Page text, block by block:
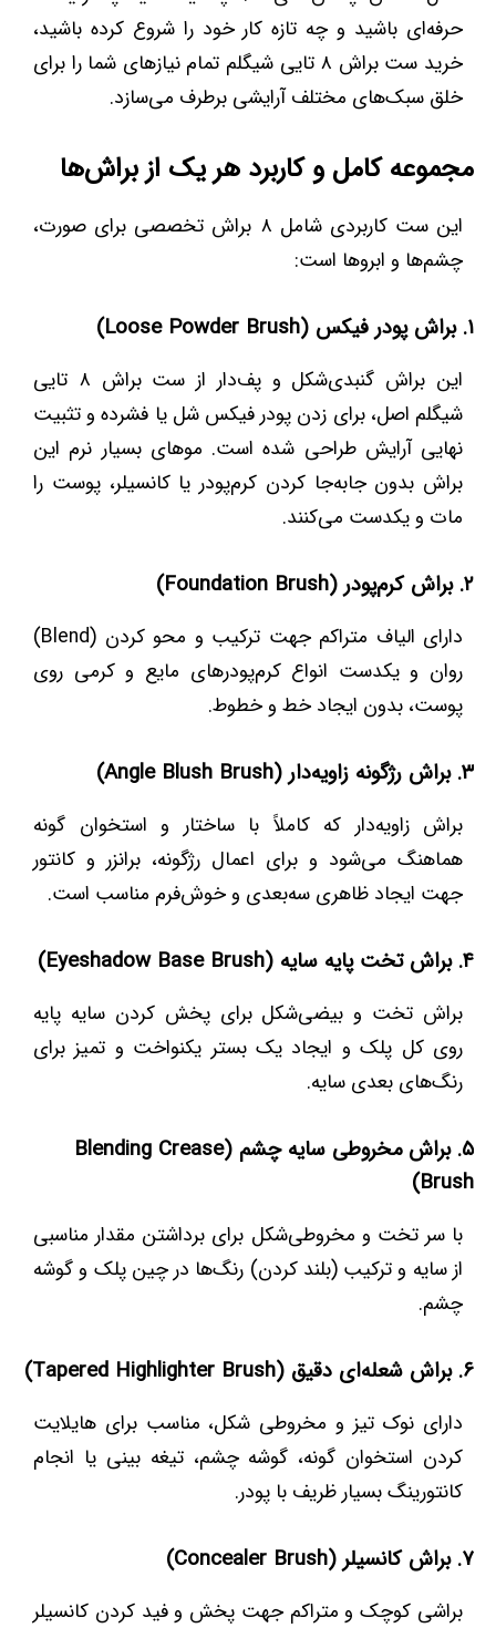
حرفه‌ای باشید و چه تازه کار خود را شروع کرده باشید،
خرید ست براش ۸ تایی شیگلم تمام نیازهای شما را برای
خلق سبک‌های مختلف آرایشی برطرف می‌سازد.
مجموعه کامل و کاربرد هر یک از براش‌ها
این ست کاربردی شامل ۸ براش تخصصی برای صورت،
چشم‌ها و ابروها است:
۱. براش پودر فیکس (Loose Powder Brush)
این براش گنبدی‌شکل و پف‌دار از ست براش ۸ تایی
شیگلم اصل، برای زدن پودر فیکس شل یا فشرده و تثبیت
نهایی آرایش طراحی شده است. موهای بسیار نرم این
براش بدون جابه‌جا کردن کرم‌پودر یا کانسیلر، پوست را
مات و یکدست می‌کنند.
۲. براش کرم‌پودر (Foundation Brush)
دارای الیاف متراکم جهت ترکیب و محو کردن (Blend)
روان و یکدست انواع کرم‌پودرهای مایع و کرمی روی
پوست، بدون ایجاد خط و خطوط.
۳. براش رژگونه زاویه‌دار (Angle Blush Brush)
براش زاویه‌دار که کاملاً با ساختار و استخوان گونه
هماهنگ می‌شود و برای اعمال رژگونه، برانزر و کانتور
جهت ایجاد ظاهری سه‌بعدی و خوش‌فرم مناسب است.
۴. براش تخت پایه سایه (Eyeshadow Base Brush)
براش تخت و بیضی‌شکل برای پخش کردن سایه پایه
روی کل پلک و ایجاد یک بستر یکنواخت و تمیز برای
رنگ‌های بعدی سایه.
۵. براش مخروطی سایه چشم (Blending Crease
Brush)
با سر تخت و مخروطی‌شکل برای برداشتن مقدار مناسبی
از سایه و ترکیب (بلند کردن) رنگ‌ها در چین پلک و گوشه
چشم.
۶. براش شعله‌ای دقیق (Tapered Highlighter Brush)
دارای نوک تیز و مخروطی شکل، مناسب برای هایلایت
کردن استخوان گونه، گوشه چشم، تیغه بینی یا انجام
کانتورینگ بسیار ظریف با پودر.
۷. براش کانسیلر (Concealer Brush)
براشی کوچک و متراکم جهت پخش و فید کردن کانسیلر